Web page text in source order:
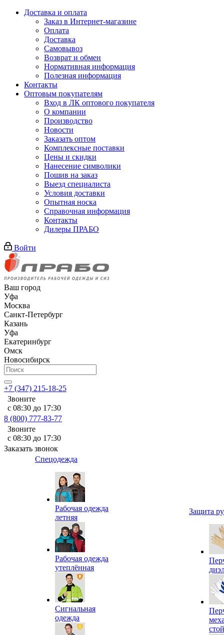
Доставка и оплата
Заказ в Интернет-магазине
Оплата
Доставка
Самовывоз
Возврат и обмен
Нормативная информация
Полезная информация
Контакты
Оптовым покупателям
Вход в ЛК оптового покупателя
О компании
Производство
Новости
Заказать оптом
Комплексные поставки
Цены и скидки
Нанесение символики
Пошив на заказ
Выезд специалиста
Условия доставки
Опытная носка
Справочная информация
Контакты
Дилеры ПРАБО
Войти
Ваш город
Уфа
Москва
Санкт-Петербург
Казань
Уфа
Екатеринбург
Омск
Новосибирск
+7 (347) 215-18-25
Звоните
с 08:30 до 17:30
8 (800) 777-83-77
Звоните
с 08:30 до 17:30
Заказать звонок
Спецодежда
Рабочая одежда
летняя
Рабочая одежда
утеплённая
Сигнальная
одежда
Защита